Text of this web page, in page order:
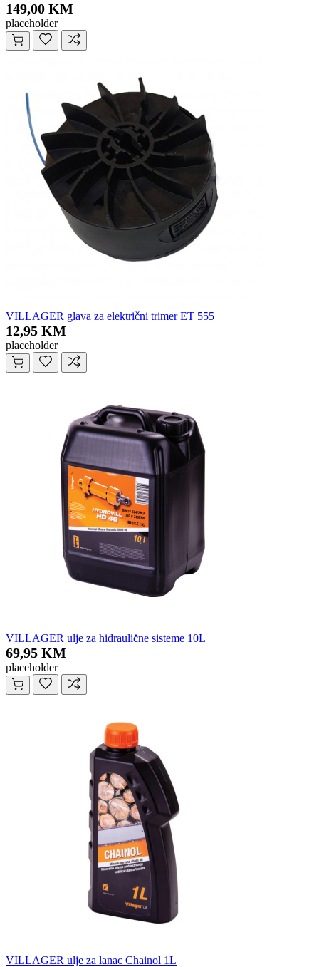
149,00 KM
placeholder
VILLAGER glava za električni trimer ET 555
12,95 KM
placeholder
VILLAGER ulje za hidraulične sisteme 10L
69,95 KM
placeholder
VILLAGER ulje za lanac Chainol 1L